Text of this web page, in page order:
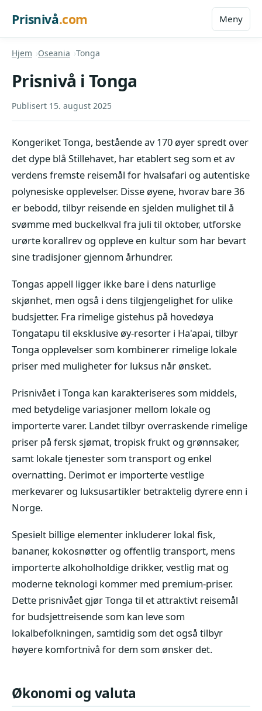
Prisnivå.com Meny
Hjem Oseania Tonga
Prisnivå i Tonga
Publisert 15. august 2025
Kongeriket Tonga, bestående av 170 øyer spredt over
det dype blå Stillehavet, har etablert seg som et av
verdens fremste reisemål for hvalsafari og autentiske
polynesiske opplevelser. Disse øyene, hvorav bare 36
er bebodd, tilbyr reisende en sjelden mulighet til å
svømme med buckelkval fra juli til oktober, utforske
urørte korallrev og oppleve en kultur som har bevart
sine tradisjoner gjennom århundrer.
Tongas appell ligger ikke bare i dens naturlige
skjønhet, men også i dens tilgjengelighet for ulike
budsjetter. Fra rimelige gistehus på hovedøya
Tongatapu til eksklusive øy-resorter i Ha'apai, tilbyr
Tonga opplevelser som kombinerer rimelige lokale
priser med muligheter for luksus når ønsket.
Prisnivået i Tonga kan karakteriseres som middels,
med betydelige variasjoner mellom lokale og
importerte varer. Landet tilbyr overraskende rimelige
priser på fersk sjømat, tropisk frukt og grønnsaker,
samt lokale tjenester som transport og enkel
overnatting. Derimot er importerte vestlige
merkevarer og luksusartikler betraktelig dyrere enn i
Norge.
Spesielt billige elementer inkluderer lokal fisk,
bananer, kokosnøtter og offentlig transport, mens
importerte alkoholholdige drikker, vestlig mat og
moderne teknologi kommer med premium-priser.
Dette prisnivået gjør Tonga til et attraktivt reisemål
for budsjettreisende som kan leve som
lokalbefolkningen, samtidig som det også tilbyr
høyere komfortnivå for dem som ønsker det.
Økonomi og valuta